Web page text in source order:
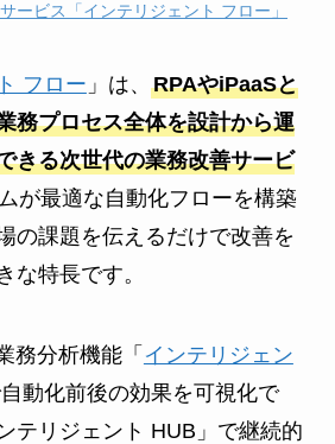
ービス「インテリジェント フロー」
フロー 」は、 RPAやiPaaSと
務プロセス全体を設計から運
きる次世代の業務改善サービ
が最適な自動化フローを構築
の課題を伝えるだけで改善を
な特長です。
務分析機能「 インテリジェン
動化前後の効果を可視化で
テリジェント HUB」で継続的